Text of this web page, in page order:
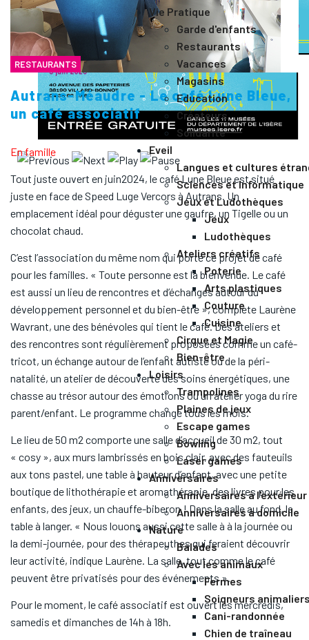
Vie Pratique
Garde d'enfants
Restaurants
Vacances
Magasins
Education
Créateurs
Solidarité
Eveil
Langues et cultures
Sciences et Informatique
Jeux et Ludothèques
Jeux
Ludothèques
Ateliers créatifs
Poterie
Arts plastiques
Couture
Cuisine
Cirque et Magie
Bien-être
Loisirs
Trampolines
Plaines de jeux
Escape games
Bowling
Laser games
Anniversaires
Anniversaires à l'extérieur
Anniversaires à domicile
Nature
Balades
Avec les animaux
Fermes
Soigneurs
Cani-randonnée
Chien de traîneau
RESTAURANTS
Autrans-Méaudre - Le café Lune Bleue,
un café associatif
En famille
Tout juste ouvert en juin2024, le café Lune Bleue est situé
juste en face de Speed Luge Vercors à Autrans. Un
emplacement idéal pour déguster une gaufre, un Tigelle ou un
chocolat chaud.
C’est l’association du même nom qui porte ce projet de café
pour les familles. « Toute personne est la bienvenue. Le café
est aussi un lieu de rencontres et d’échanges autour du
développement personnel et du bien-être », complète Laurène
Wavrant, une des bénévoles qui tient le café. Des ateliers et
des rencontres sont régulièrement proposées comme un café-
tricot, un échange autour de l’enfant autiste ou de la péri-
natalité, un atelier de découverte des soins énergétiques, une
chasse au trésor autour des émotions ou un atelier yoga du rire
parent/enfant. Le programme change tous les mois.
Le lieu de 50 m2 comporte une salle d’accueil de 30 m2, tout
« cosy », aux murs lambrissés en bois clair, avec des fauteuils
aux tons pastel, une table à hauteur d’enfant, avec une petite
boutique de lithothérapie et aromathérapie, des livres pour les
enfants, des jeux, un chauffe-biberon ! Dans la salle au fond, la
table à langer. « Nous louons aussi cette salle à à la journée ou
la demi-journée, pour des thérapeuthes qui feraient découvrir
leur activité, indique Laurène. La salle, tout comme le café
peuvent être privatisés pour des événements ».
Pour le moment, le café associatif est ouvert les mercredis,
samedis et dimanches de 14h à 18h.